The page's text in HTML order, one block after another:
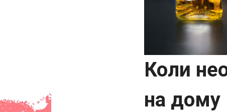
Коли
на дому